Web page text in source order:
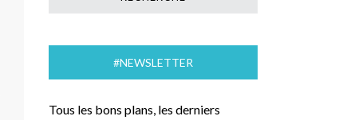
#NEWSLETTER
Tous les bons plans, les derniers